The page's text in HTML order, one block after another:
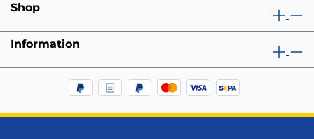
Shop
Information